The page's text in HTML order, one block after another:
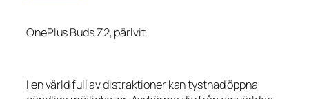
OnePlus Buds Z2, pärlvit
I en värld full av distraktioner kan tystnad öppna